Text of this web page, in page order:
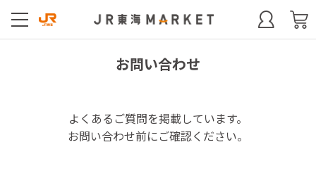
お問い合わせ
よくあるご質問を掲載しています。
お問い合わせ前にご確認ください。